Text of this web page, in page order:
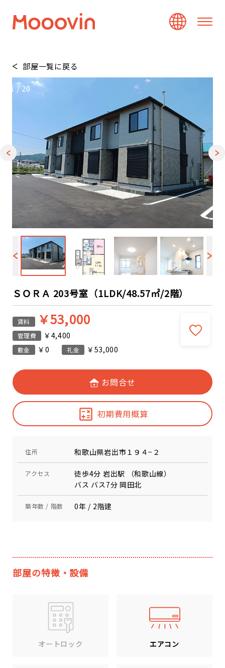
部屋一覧に戻る
1 /20
ＳＯＲＡ 203号室（1LDK/48.57㎡/2階）
賃料 ￥53,000
管理費 ￥4,400
敷金 ￥0 礼金 ￥53,000
お問合せ
初期費用概算
住所 和歌山県岩出市１９４−２
アクセス
徒歩4分 岩出駅 （和歌山線）
バス バス7分 岡田北
築年数 / 階数 0年 / 2階建
部屋の特徴・設備
オートロック エアコン